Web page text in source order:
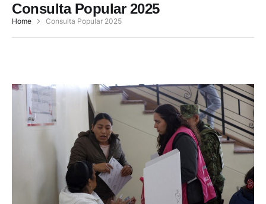
Consulta Popular 2025
Home Consulta Popular 2025